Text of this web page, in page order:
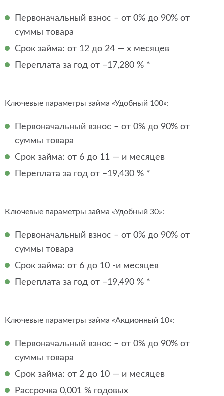
Первоначальный взнос – от 0% до 90% от
суммы товара
Срок займа: от 12 до 24 — х месяцев
Переплата за год от –17,280 % *
Ключевые параметры займа «Удобный 100»:
Первоначальный взнос – от 0% до 90% от
суммы товара
Срок займа: от 6 до 11 — и месяцев
Переплата за год от –19,430 % *
Ключевые параметры займа «Удобный 30»:
Первоначальный взнос – от 0% до 90% от
суммы товара
Срок займа: от 6 до 10 -и месяцев
Переплата за год от –19,490 % *
Ключевые параметры займа «Акционный 10»:
Первоначальный взнос – от 0% до 90% от
суммы товара
Срок займа: от 2 до 10 — и месяцев
Рассрочка 0,001 % годовых